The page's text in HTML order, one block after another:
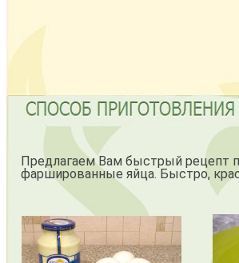
Предлагаем Вам быстрый рецепт
фаршированные яйца. Быстро,